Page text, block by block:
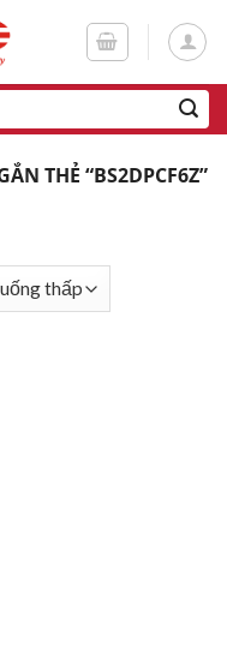
THẺ “BS2DPCF6Z”